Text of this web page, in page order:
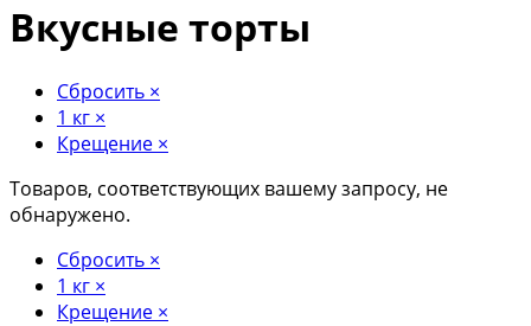
Вкусные торты
Сбросить ×
1 кг ×
Крещение ×
Товаров, соответствующих вашему запросу, не
обнаружено.
Сбросить ×
1 кг ×
Крещение ×